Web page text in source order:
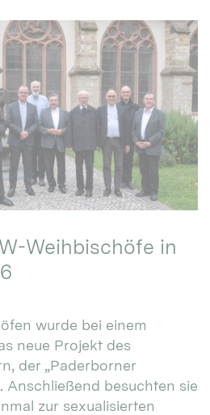
Weihbischöfe in
wurde bei einem
neue Projekt des
der „Paderborner
Anschließend besuchten sie
zur sexualisierten